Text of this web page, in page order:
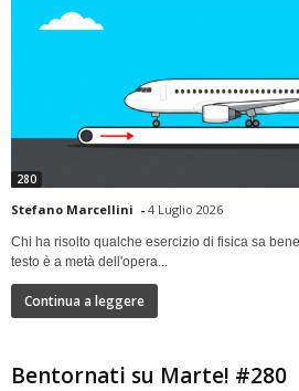
280
Stefano Marcellini - 4 Luglio 2026
Chi ha risolto qualche esercizio di fisica sa
testo è a metà dell'opera...
Continua a leggere
Bentornati su Marte! #280